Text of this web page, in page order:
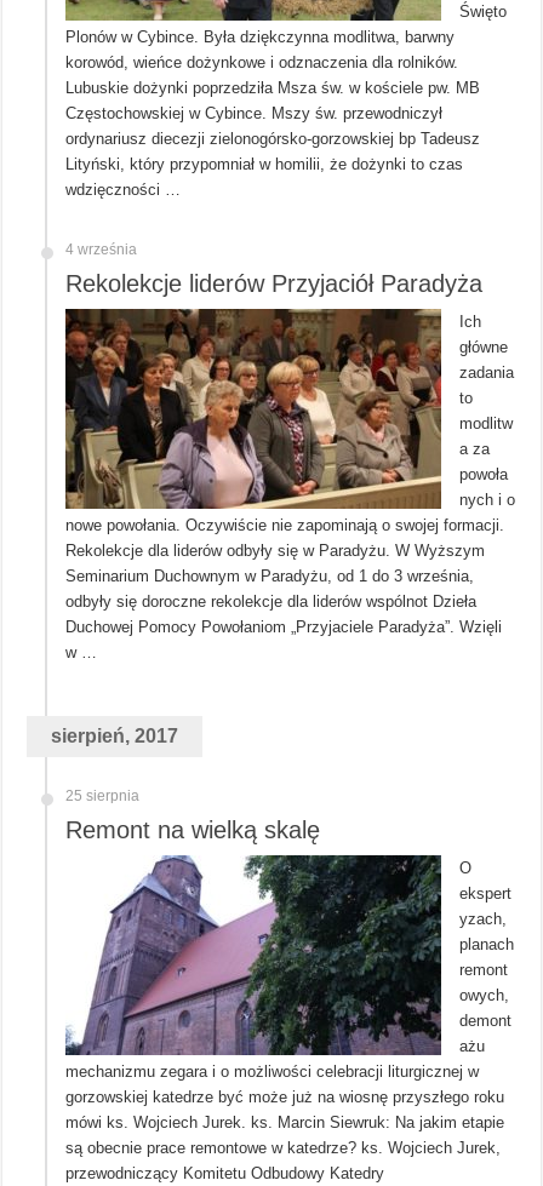
Święto
Plonów w Cybince. Była dziękczynna modlitwa, barwny
korowód, wieńce dożynkowe i odznaczenia dla rolników.
Lubuskie dożynki poprzedziła Msza św. w kościele pw. MB
Częstochowskiej w Cybince. Mszy św. przewodniczył
ordynariusz diecezji zielonogórsko-gorzowskiej bp Tadeusz
Lityński, który przypomniał w homilii, że dożynki to czas
wdzięczności …
4 września
Rekolekcje liderów Przyjaciół Paradyża
Ich
główne
zadania
to
modlitw
a za
powoła
nych i o
nowe powołania. Oczywiście nie zapominają o swojej formacji.
Rekolekcje dla liderów odbyły się w Paradyżu. W Wyższym
Seminarium Duchownym w Paradyżu, od 1 do 3 września,
odbyły się doroczne rekolekcje dla liderów wspólnot Dzieła
Duchowej Pomocy Powołaniom „Przyjaciele Paradyża”. Wzięli
w …
sierpień, 2017
25 sierpnia
Remont na wielką skalę
O
ekspert
yzach,
planach
remont
owych,
demont
ażu
mechanizmu zegara i o możliwości celebracji liturgicznej w
gorzowskiej katedrze być może już na wiosnę przyszłego roku
mówi ks. Wojciech Jurek. ks. Marcin Siewruk: Na jakim etapie
są obecnie prace remontowe w katedrze? ks. Wojciech Jurek,
przewodniczący Komitetu Odbudowy Katedry